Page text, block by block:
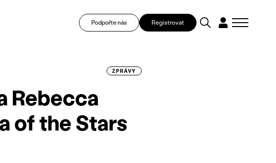
Podpořte nás Registrovat
ZPRÁVY
Rebecca
of the Stars